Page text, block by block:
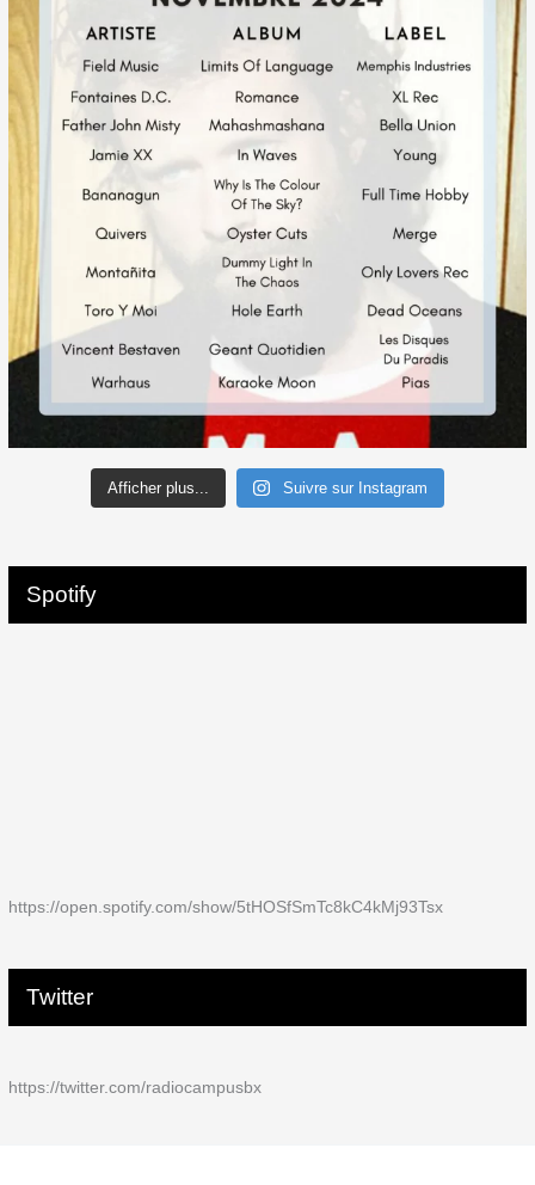
Afficher plus... Suivre sur Instagram
Spotify
https://open.spotify.com/show/5tHOSfSmTc8kC4kMj93Tsx
Twitter
https://twitter.com/radiocampusbx